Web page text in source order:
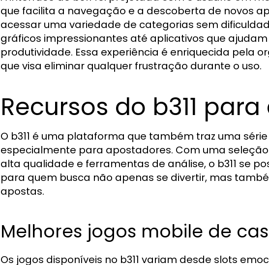
que facilita a navegação e a descoberta de novos
acessar uma variedade de categorias sem
gráficos impressionantes até aplicativos que
produtividade. Essa experiência é enriquecida pela
que visa eliminar qualquer frustração durante o uso.
Recursos do b311
O b311 é uma plataforma que também traz uma
especialmente para apostadores. Com uma
alta qualidade e ferramentas de análise, o b311 se
para quem busca não apenas se divertir, mas
apostas.
Melhores jogos mobile de
Os jogos disponíveis no b311 variam desde slots